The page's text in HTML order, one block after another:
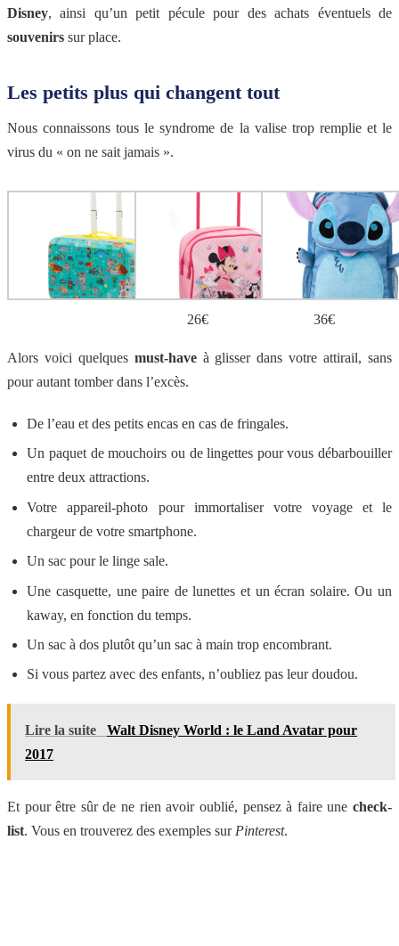
Disney, ainsi qu’un petit pécule pour des achats éventuels de
souvenirs sur place.
Les petits plus qui changent tout
Nous connaissons tous le syndrome de la valise trop remplie et le
virus du « on ne sait jamais ».
26€ 36€
Alors voici quelques must-haveà glisser dans votre attirail, sans
pour autant tomber dans l’excès.
De l’eau et des petits encas en cas de fringales.
Un paquet de mouchoirs ou de lingettes pour vous débarbouiller
entre deux attractions.
Votre appareil-photo pour immortaliser votre voyage et le
chargeur de votre smartphone.
Un sac pour le linge sale.
Une casquette, une paire de lunettes et un écran solaire. Ou un
kaway, en fonction du temps.
Un sac à dos plutôt qu’un sac à main trop encombrant.
Si vous partez avec des enfants, n’oubliez pas leur doudou.
Lire la suite
Walt Disney World : le Land Avatar pour
2017
Et pour être sûr de ne rien avoir oublié, pensez à faire une check-
list. Vous en trouverez des exemples sur Pinterest.